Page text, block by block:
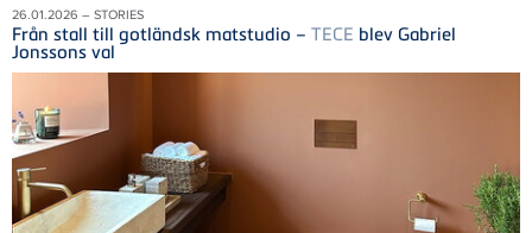
26.01.2026 – STORIES
Från stall till gotländsk matstudio – TECE blev Gabriel
Jonssons val